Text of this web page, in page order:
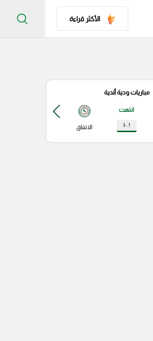
الأكثر قراءة
مباريات ودية أندية
انتهت
1 : 3 الاتفاق